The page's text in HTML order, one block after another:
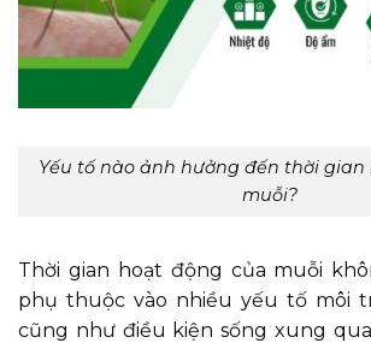
Yếu tố nào ảnh hưởng đến thời
muỗi?
Thời gian hoạt động của muỗi
phụ thuộc vào nhiều yếu tố môi
cũng như điều kiện sống xung